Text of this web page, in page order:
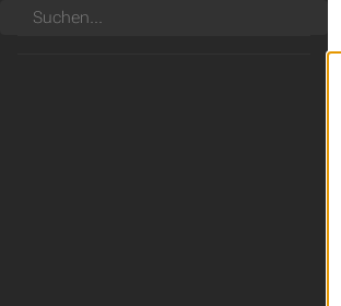
Suchen